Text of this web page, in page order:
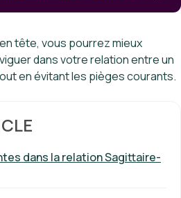
tête, vous pourrez mieux
dans votre relation entre un
en évitant les pièges courants.
dans la relation Sagittaire-